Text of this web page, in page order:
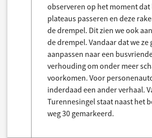
observeren op het moment dat
plateaus passeren en deze
de drempel. Dit zien we ook
de drempel. Vandaar dat we ze
aanpassen naar een
verhouding om onder meer
voorkomen. Voor
inderdaad een ander verhaal.
Turennesingel staat naast het
weg 30 gemarkeerd.